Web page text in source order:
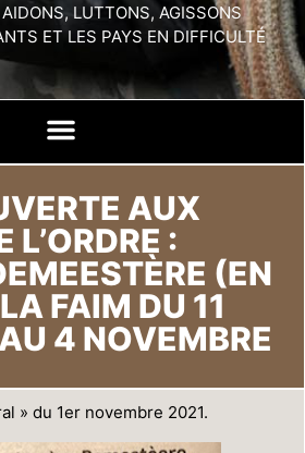
LUTTONS, AGISSONS
ET LES PAYS EN DIFFICULTÉ
AUX
L’ORDRE :
(EN
FAIM DU 11
4 NOVEMBRE
» du 1er novembre 2021.